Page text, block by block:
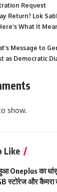
Request
Return? Lok
What It
Message to
as Democratic
show.
Like
Oneplus का
और कैमरा